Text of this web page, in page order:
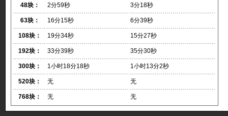
48块： 2分59秒 3分18秒
63块： 16分15秒 6分39秒
108块： 19分34秒 15分27秒
192块： 33分39秒 35分30秒
300块： 1小时18分18秒 1小时13分2秒
520块： 无 无
768块： 无 无